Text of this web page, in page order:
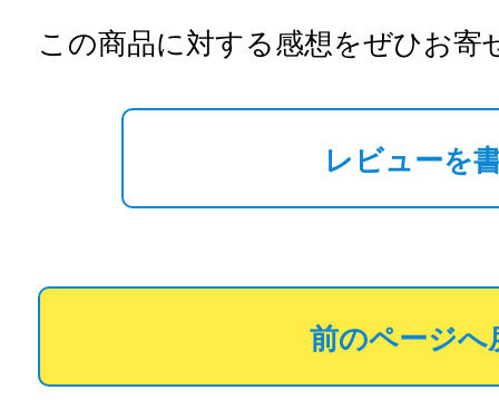
この商品に対する感想をぜひお寄
レビューを
前のページへ